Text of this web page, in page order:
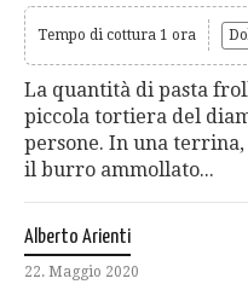
Tempo di cottura 1 ora
La quantità di pasta
piccola tortiera del
persone. In una
il burro ammollato...
Alberto Arienti
22. Maggio 2020